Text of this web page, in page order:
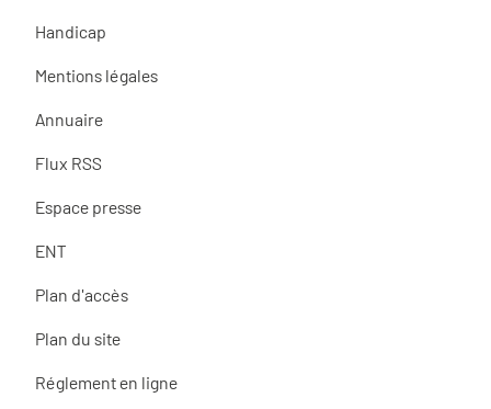
Handicap
Mentions légales
Annuaire
Flux RSS
Espace presse
ENT
Plan d'accès
Plan du site
Réglement en ligne